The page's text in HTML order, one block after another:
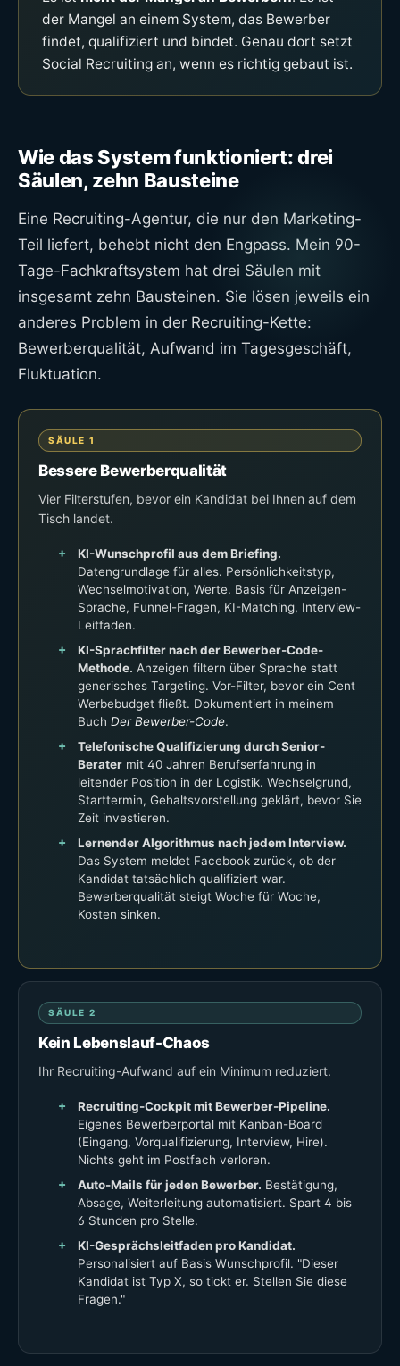
der Mangel an einem System, das Bewerber
findet, qualifiziert und bindet. Genau dort setzt
Social Recruiting an, wenn es richtig gebaut ist.
Wie das System funktioniert: drei
Säulen, zehn Bausteine
Eine Recruiting-Agentur, die nur den Marketing-
Teil liefert, behebt nicht den Engpass. Mein 90-
Tage-Fachkraftsystem hat drei Säulen mit
insgesamt zehn Bausteinen. Sie lösen jeweils ein
anderes Problem in der Recruiting-Kette:
Bewerberqualität, Aufwand im Tagesgeschäft,
Fluktuation.
SÄULE 1
Bessere Bewerberqualität
Vier Filterstufen, bevor ein Kandidat bei Ihnen auf dem
Tisch landet.
KI-Wunschprofil aus dem Briefing.
Datengrundlage für alles. Persönlichkeitstyp,
Wechselmotivation, Werte. Basis für Anzeigen-
Sprache, Funnel-Fragen, KI-Matching, Interview-
Leitfaden.
KI-Sprachfilter nach der Bewerber-Code-
Methode. Anzeigen filtern über Sprache statt
generisches Targeting. Vor-Filter, bevor ein Cent
Werbebudget fließt. Dokumentiert in meinem
Buch Der Bewerber-Code.
Telefonische Qualifizierung durch Senior-
Berater mit 40 Jahren Berufserfahrung in
leitender Position in der Logistik. Wechselgrund,
Starttermin, Gehaltsvorstellung geklärt, bevor Sie
Zeit investieren.
Lernender Algorithmus nach jedem Interview.
Das System meldet Facebook zurück, ob der
Kandidat tatsächlich qualifiziert war.
Bewerberqualität steigt Woche für Woche,
Kosten sinken.
SÄULE 2
Kein Lebenslauf-Chaos
Ihr Recruiting-Aufwand auf ein Minimum reduziert.
Recruiting-Cockpit mit Bewerber-Pipeline.
Eigenes Bewerberportal mit Kanban-Board
(Eingang, Vorqualifizierung, Interview, Hire).
Nichts geht im Postfach verloren.
Auto-Mails für jeden Bewerber. Bestätigung,
Absage, Weiterleitung automatisiert. Spart 4 bis
6 Stunden pro Stelle.
KI-Gesprächsleitfaden pro Kandidat.
Personalisiert auf Basis Wunschprofil. "Dieser
Kandidat ist Typ X, so tickt er. Stellen Sie diese
Fragen."